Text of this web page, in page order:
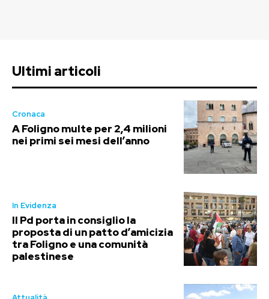
Ultimi articoli
Cronaca
A Foligno multe per 2,4 milioni
nei primi sei mesi dell’anno
In Evidenza
Il Pd porta in consiglio la
proposta di un patto d’amicizia
tra Foligno e una comunità
palestinese